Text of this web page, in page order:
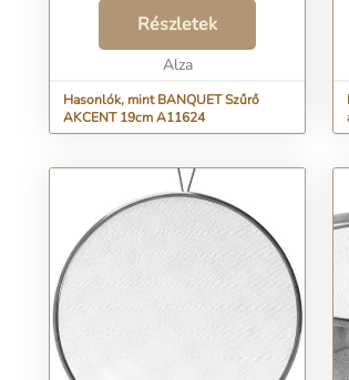
Részletek
Alza
Hasonlók, mint BANQUET Szűrő
AKCENT 19cm A11624